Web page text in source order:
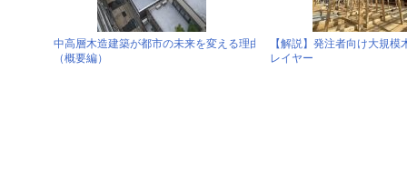
中高層木造建築が都市の未来を変える理由
（概要編）
【解説】発注者向け大規模
レイヤー